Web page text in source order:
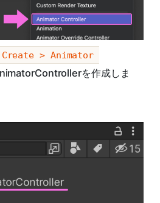
Create > Animator
を作成しま